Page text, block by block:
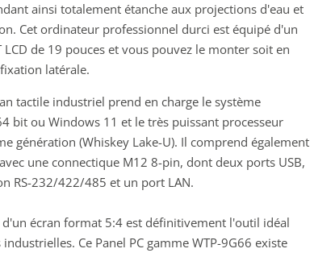
ainsi totalement étanche aux projections d'eau et
Cet ordinateur professionnel durci est équipé d'un
LCD de 19 pouces et vous pouvez le monter soit en
latérale.
tactile industriel prend en charge le système
bit ou Windows 11 et le très puissant processeur
génération (Whiskey Lake-U). Il comprend également
une connectique M12 8-pin, dont deux ports USB,
RS-232/422/485 et un port LAN.
d'un écran format 5:4 est définitivement l'outil idéal
Ce Panel PC gamme WTP-9G66 existe